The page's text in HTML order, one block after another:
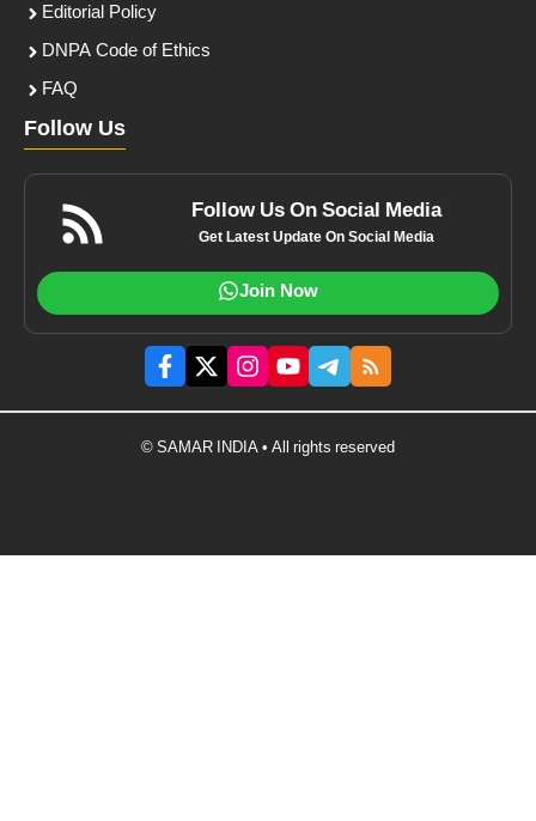
Editorial Policy
DNPA Code of Ethics
FAQ
Follow Us
Follow Us On Social Media
Get Latest Update On Social Media
Join Now
© SAMAR INDIA • All rights reserved